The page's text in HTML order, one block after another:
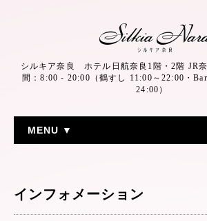
シルキア奈良 ホテル日航奈良1階・2階 JR
間：8:00 - 20:00（鶴すし 11:00～22:00・
24:00）
MENU ▼
インフォメーション